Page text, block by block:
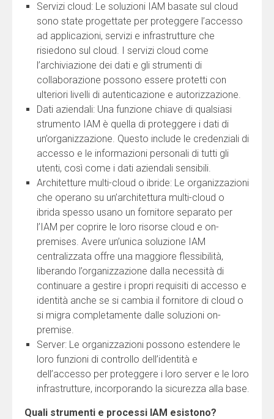
Servizi cloud: Le soluzioni IAM basate sul cloud
sono state progettate per proteggere l’accesso
ad applicazioni, servizi e infrastrutture che
risiedono sul cloud. I servizi cloud come
l’archiviazione dei dati e gli strumenti di
collaborazione possono essere protetti con
ulteriori livelli di autenticazione e autorizzazione.
Dati aziendali: Una funzione chiave di qualsiasi
strumento IAM è quella di proteggere i dati di
un’organizzazione. Questo include le credenziali di
accesso e le informazioni personali di tutti gli
utenti, così come i dati aziendali sensibili.
Architetture multi-cloud o ibride: Le organizzazioni
che operano su un’architettura multi-cloud o
ibrida spesso usano un fornitore separato per
l’IAM per coprire le loro risorse cloud e on-
premises. Avere un’unica soluzione IAM
centralizzata offre una maggiore flessibilità,
liberando l’organizzazione dalla necessità di
continuare a gestire i propri requisiti di accesso e
identità anche se si cambia il fornitore di cloud o
si migra completamente dalle soluzioni on-
premise.
Server: Le organizzazioni possono estendere le
loro funzioni di controllo dell’identità e
dell’accesso per proteggere i loro server e le loro
infrastrutture, incorporando la sicurezza alla base.
Quali strumenti e processi IAM esistono?